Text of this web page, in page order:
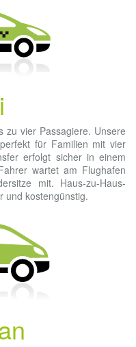
zu vier Passagiere. Unsere
für Familien mit vier
erfolgt sicher in einem
wartet am Flughafen
mit. Haus-zu-Haus-
und kostengünstig.